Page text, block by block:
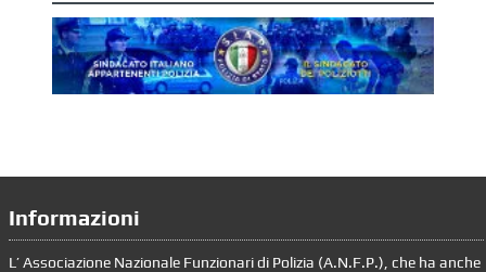
Informazioni
L’ Associazione Nazionale Funzionari di Polizia (A.N.F.P.), che ha anche